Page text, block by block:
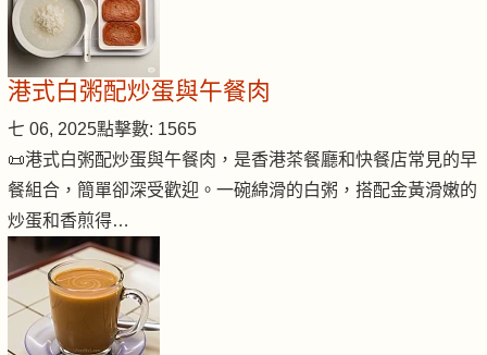
港式白粥配炒蛋與午餐肉
七 06, 2025點擊數: 1565
📜港式白粥配炒蛋與午餐肉，是香港茶餐廳和快餐店常見的早
餐組合，簡單卻深受歡迎。一碗綿滑的白粥，搭配金黃滑嫩的
炒蛋和香煎得…